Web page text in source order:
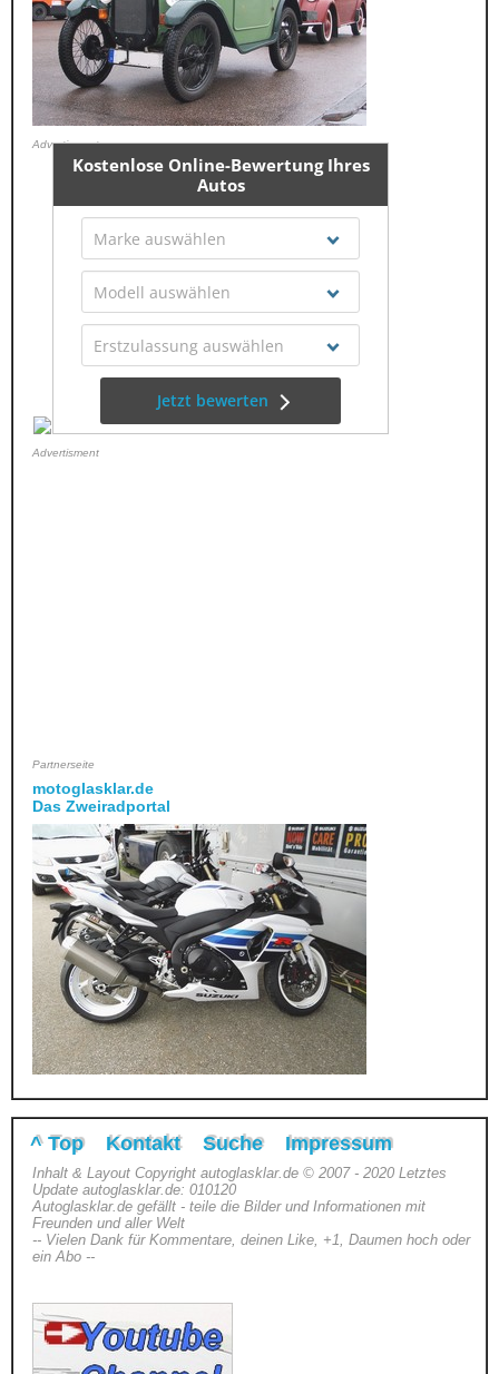
Advertisment
Advertisment
Partnerseite
motoglasklar.de
Das Zweiradportal
^ Top Kontakt Suche Impressum
Inhalt & Layout Copyright autoglasklar.de © 2007 - 2020 Letztes
Update autoglasklar.de: 010120
Autoglasklar.de gefällt - teile die Bilder und Informationen mit
Freunden und aller Welt
-- Vielen Dank für Kommentare, deinen Like, +1, Daumen hoch oder
ein Abo --